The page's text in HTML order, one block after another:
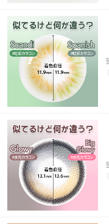
レビュー
EYEしてる
総合掲示板
カスタマーサービス
ショッピングガイド
アプリダウンロード
INSTAGRAM TWITTER